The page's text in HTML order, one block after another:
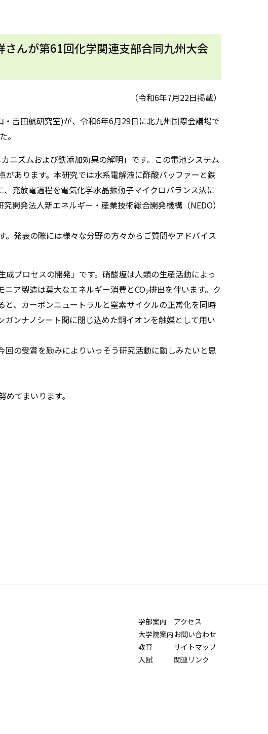
んが第61回化学関連支部合同九州大会
（令和6年7月22日掲載）
・吉田航研究室)が、令和6年6月29日に北九州国際会議場で
。
ニズムおよび鉄添加効果の解明」です。この電池システム
あります。本研究では水系電解液に酢酸バッファーと鉄
充放電過程を電気化学水晶振動子マイクロバランス法に
開発法人新エネルギー・産業技術総合開発機構（NEDO）
発表の際には様々な分野の方々からご質問やアドバイス
プロセスの開発」です。硝酸塩は人類の生産活動によっ
ア製造は莫大なエネルギー消費とCO2排出を伴います。ク
、カーボンニュートラルと窒素サイクルの正常化を同時
ンナノシート間に閉じ込めた銅イオンを触媒として用い
の受賞を励みによりいっそう研究活動に勤しみたいと思
てまいります。
学部案内
大学院案内
教育
入試
アクセス
お問い合わせ
サイトマップ
関連リンク